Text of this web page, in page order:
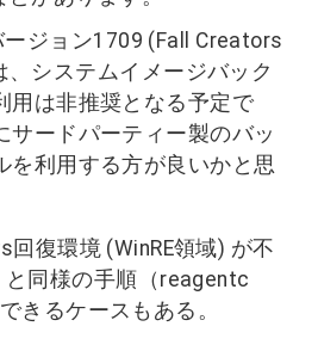
ジョン1709 (Fall Creators
、システムイメージバック
用は非推奨となる予定で
サードパーティー製のバッ
を利用する方が良いかと思
回復環境 (WinRE領域) が不
と同様の手順（reagentc
きるケースもある。